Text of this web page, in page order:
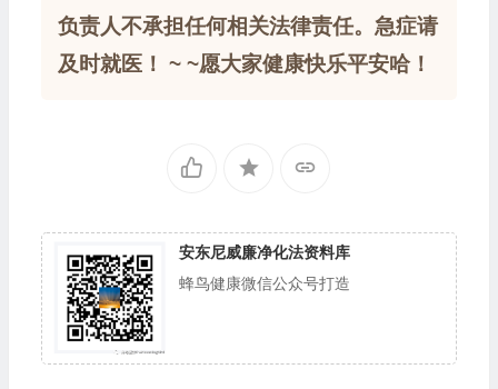
负责人不承担任何相关法律责任。急症请
及时就医！ ~ ~愿大家健康快乐平安哈！
安东尼威廉净化法资料库
蜂鸟健康微信公众号打造